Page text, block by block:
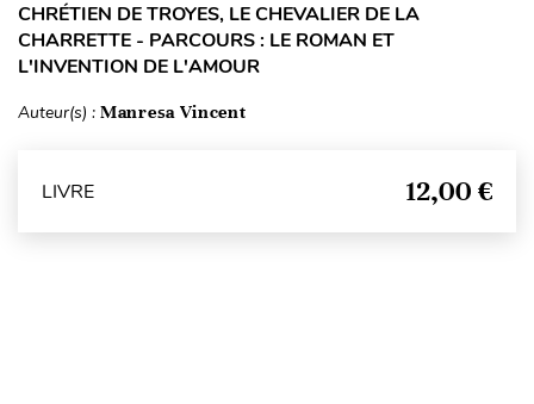
CHRÉTIEN DE TROYES, LE CHEVALIER DE LA
CHARRETTE - PARCOURS : LE ROMAN ET
L'INVENTION DE L'AMOUR
Auteur(s) : Manresa Vincent
LIVRE 12,00 €